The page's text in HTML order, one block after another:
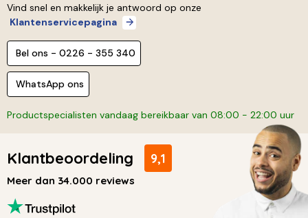
Vind snel en makkelijk je antwoord op onze
Klantenservicepagina
Bel ons - 0226 - 355 340
WhatsApp ons
Productspecialisten vandaag bereikbaar van 08:00 - 22:00 uur
Klantbeoordeling 9,1
Meer dan 34.000 reviews